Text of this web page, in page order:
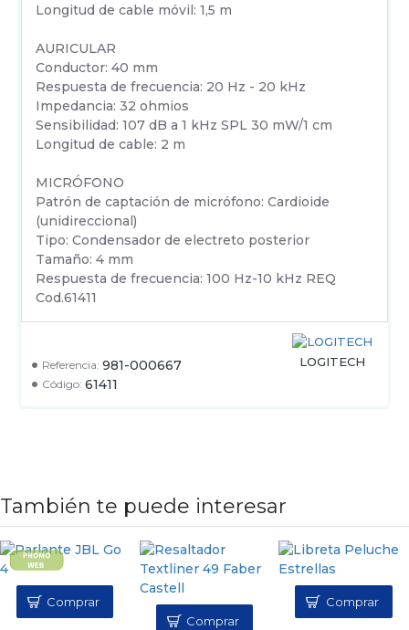
Referencia: 981-000667
Código: 61411
LOGITECH
Longitud de cable móvil: 1,5 m
AURICULAR
Conductor: 40 mm
Respuesta de frecuencia: 20 Hz - 20 kHz
Impedancia: 32 ohmios
Sensibilidad: 107 dB a 1 kHz SPL 30 mW/1 cm
Longitud de cable: 2 m
MICRÓFONO
Patrón de captación de micrófono: Cardioide
(unidireccional)
Tipo: Condensador de electreto posterior
Tamaño: 4 mm
Respuesta de frecuencia: 100 Hz-10 kHz REQ
Cod.61411
También te puede interesar
Comprar
Comprar
Comprar